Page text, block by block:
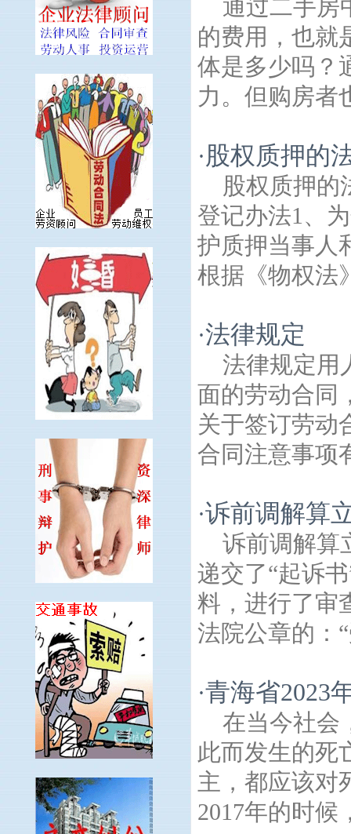
通过二手房
的费用，也就
体是多少吗？
力。但购房者
·股权质押的
股权质押
登记办法1、
护质押当事人
根据《物权法
·法律规定
法律规定用
面的劳动合同
关于签订劳动
合同注意事项
·诉前调解算
诉前调解算
递交了“起诉
料，进行了审
法院公章的：
·青海省2023
在当今社会
此而发生的死
主，都应该对
2017年的时候